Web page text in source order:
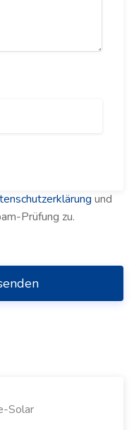
und
Prüfung zu.
Solar